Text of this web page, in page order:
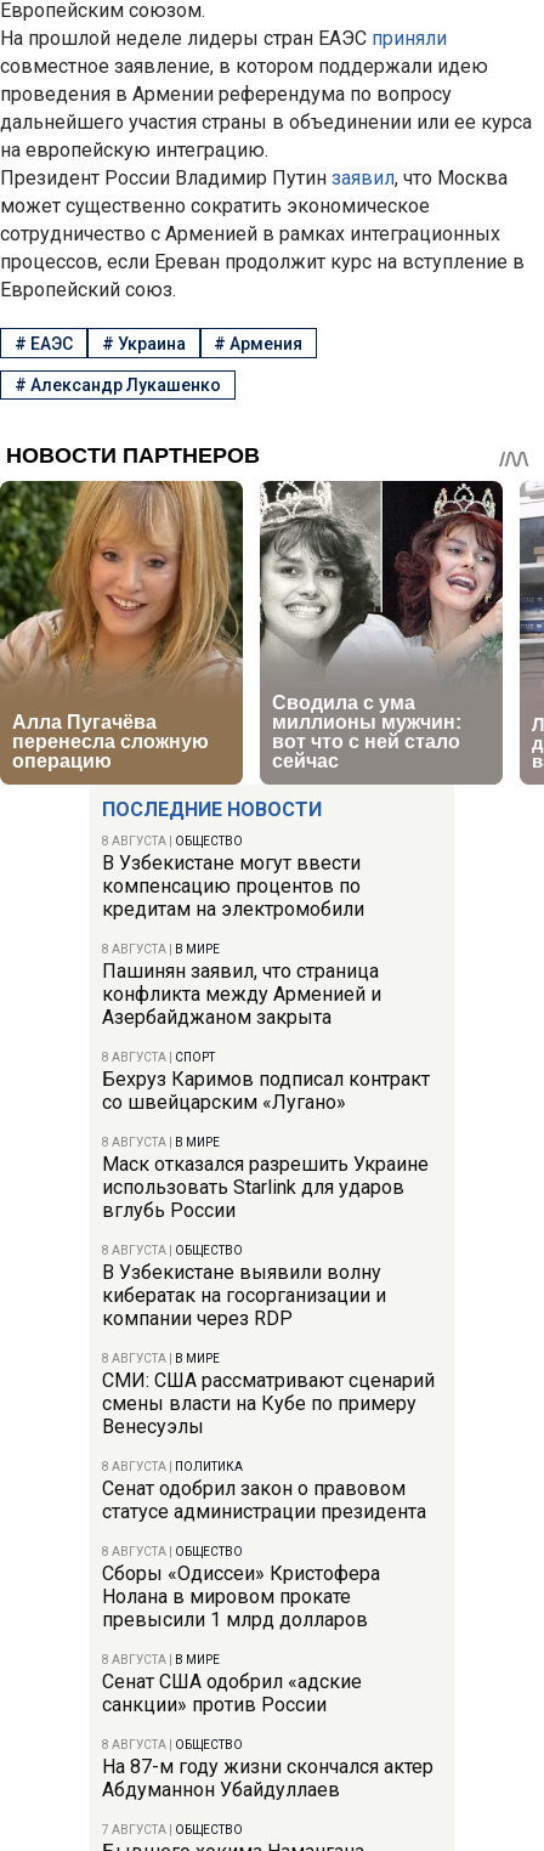
ПОСЛЕДНИЕ НОВОСТИ
8 АВГУСТА ОБЩЕСТВО
В Узбекистане могут ввести
компенсацию процентов по
кредитам на электромобили
8 АВГУСТА В МИРЕ
Пашинян заявил, что страница
конфликта между Арменией и
Азербайджаном закрыта
8 АВГУСТА СПОРТ
Бехруз Каримов подписал контракт
со швейцарским «Лугано»
8 АВГУСТА В МИРЕ
Маск отказался разрешить Украине
использовать Starlink для ударов
вглубь России
8 АВГУСТА ОБЩЕСТВО
В Узбекистане выявили волну
кибератак на госорганизации и
компании через RDP
8 АВГУСТА В МИРЕ
СМИ: США рассматривают сценарий
смены власти на Кубе по примеру
Венесуэлы
8 АВГУСТА ПОЛИТИКА
Сенат одобрил закон о правовом
статусе администрации президента
8 АВГУСТА ОБЩЕСТВО
Сборы «Одиссеи» Кристофера
Нолана в мировом прокате
превысили 1 млрд долларов
8 АВГУСТА В МИРЕ
Сенат США одобрил «адские
санкции» против России
8 АВГУСТА ОБЩЕСТВО
На 87-м году жизни скончался актер
Абдуманнон Убайдуллаев
7 АВГУСТА ОБЩЕСТВО
Европейским союзом.
На прошлой неделе лидеры стран ЕАЭС приняли
совместное заявление, в котором поддержали идею
проведения в Армении референдума по вопросу
дальнейшего участия страны в объединении или ее курса
на европейскую интеграцию.
Президент России Владимир Путин заявил, что Москва
может существенно сократить экономическое
сотрудничество с Арменией в рамках интеграционных
процессов, если Ереван продолжит курс на вступление в
Европейский союз.
# ЕАЭС # Украина #Армения
# Александр Лукашенко